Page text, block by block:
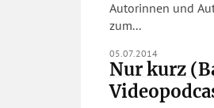
Autorinnen und Autoren. 2014 ist
zum...
05.07.2014
Nur kurz